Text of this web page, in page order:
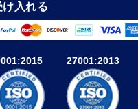
け入れる
27001:2013